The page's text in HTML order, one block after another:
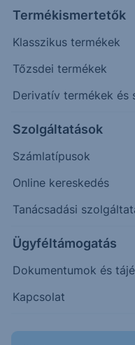
Termékismertetők
Klasszikus termékek
Tőzsdei termékek
Derivatív termékek és
Szolgáltatások
Számlatípusok
Online kereskedés
Tanácsadási
Ügyféltámogatás
Dokumentumok és
Kapcsolat
A Richter 655,45
részényenként. A
részvény.
Kapcsolódó
12000
12100